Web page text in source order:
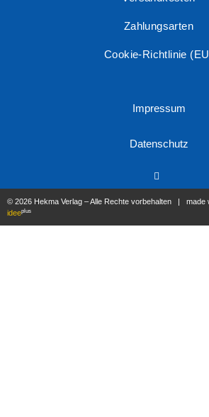
Zahlungsarten
Cookie-Richtlinie
Impressum
Datenschutz
© 2026 Hekma Verlag – Alle Rechte vorbehalten | made
ideeplus